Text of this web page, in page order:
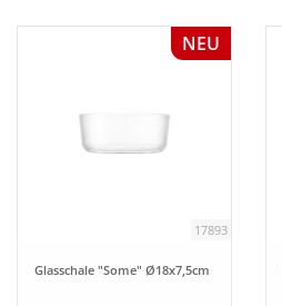
NEU
17893
Glasschale "Some" Ø18x7,5cm